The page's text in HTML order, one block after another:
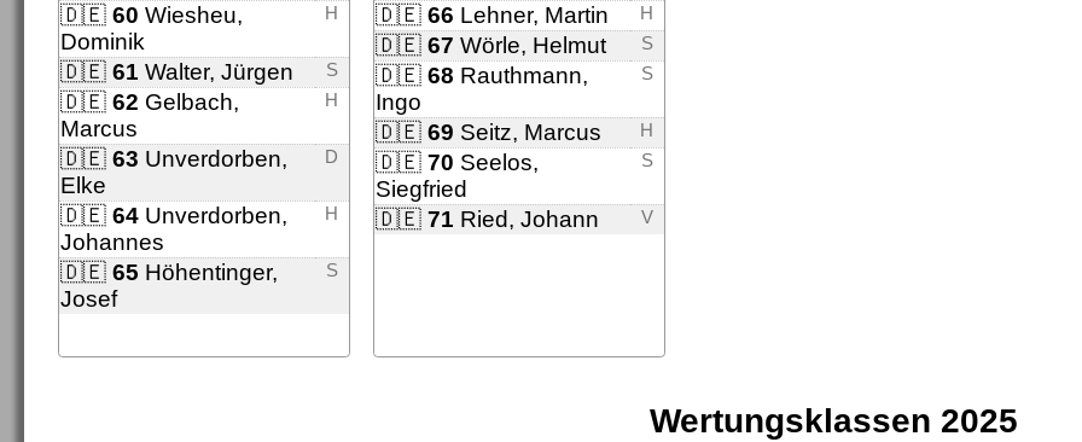
🇩🇪 60 Wiesheu,
Dominik
H
🇩🇪 61 Walter, Jürgen S
🇩🇪 62 Gelbach,
Marcus
H
🇩🇪 63 Unverdorben,
Elke
D
🇩🇪 64Unverdorben,
Johannes
H
🇩🇪 65 Höhentinger,
Josef
S
🇩🇪 66 Lehner, Martin H
🇩🇪 67 Wörle, Helmut S
🇩🇪 68 Rauthmann,
Ingo
S
🇩🇪 69 Seitz, Marcus H
🇩🇪 70 Seelos,
Siegfried
S
🇩🇪 71 Ried, Johann V
Wertungsklassen 2025